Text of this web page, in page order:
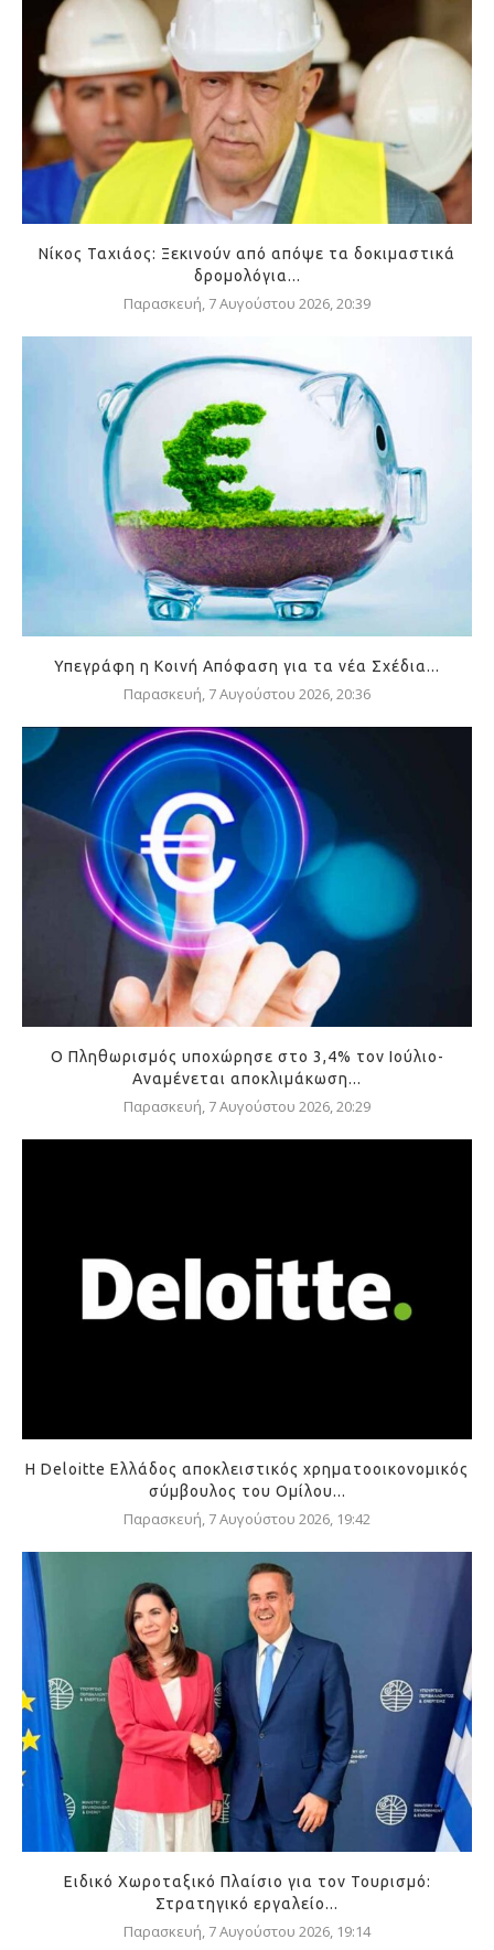
Νίκος Ταχιάος: Ξεκινούν από απόψε τα δοκιμαστικά
δρομολόγια...
Παρασκευή, 7 Αυγούστου 2026, 20:39
Υπεγράφη η Κοινή Απόφαση για τα νέα Σχέδια...
Παρασκευή, 7 Αυγούστου 2026, 20:36
Ο Πληθωρισμός υποχώρησε στο 3,4% τον Ιούλιο-
Αναμένεται αποκλιμάκωση...
Παρασκευή, 7 Αυγούστου 2026, 20:29
Η Deloitte Ελλάδος αποκλειστικός χρηματοοικονομικός
σύμβουλος του Ομίλου...
Παρασκευή, 7 Αυγούστου 2026, 19:42
Ειδικό Χωροταξικό Πλαίσιο για τον Τουρισμό:
Στρατηγικό εργαλείο...
Παρασκευή, 7 Αυγούστου 2026, 19:14